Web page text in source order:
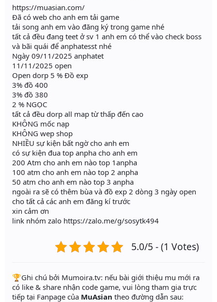
https://muasian.com/
Đã có web cho anh em tải game
tải song anh em vào đăng ký trong game nhé
tất cả đều đang teet ở sv 1 anh em có thể vào check boss
và bãi quái để anphatesst nhé
Ngày 09/11/2025 anphatet
11/11/2025 open
Open dorp 5 % Đồ exp
3% đồ 400
3% đồ 380
2 % NGỌC
tất cả đều dorp all map từ thấp đến cao
KHÔNG mốc nạp
KHÔNG wep shop
NHIỀU sự kiện bất ngờ cho anh em
có sự kiện đua top anpha cho anh em
200 Atm cho anh em nào top 1anpha
100 atm cho anh em nào top 2 anpha
50 atm cho anh em nào top 3 anpha
ngoài ra sẽ có thêm bùa và đồ exp 2 dòng 3 ngày open
cho tất cả các anh em đăng kí trước
xin cảm ơn
link nhóm zalo https://zalo.me/g/sosytk494
5.0/5 - (1 Votes)
️🏆Ghi chú bởi Mumoira.tv: nếu bài giới thiệu mu mới ra
có like & share nhận code game, vui lòng tham gia trực
tiếp tại Fanpage của MuAsian theo đường dẫn sau: